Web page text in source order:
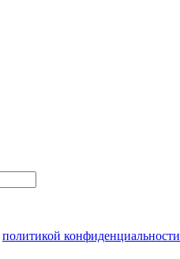
политикой конфиденциальности